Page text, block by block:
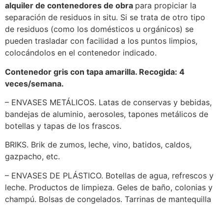
alquiler de contenedores de obra para propiciar la
separación de residuos in situ. Si se trata de otro tipo
de residuos (como los domésticos u orgánicos) se
pueden trasladar con facilidad a los puntos limpios,
colocándolos en el contenedor indicado.
Contenedor gris con tapa amarilla. Recogida: 4
veces/semana.
– ENVASES METÁLICOS. Latas de conservas y bebidas,
bandejas de aluminio, aerosoles, tapones metálicos de
botellas y tapas de los frascos.
BRIKS. Brik de zumos, leche, vino, batidos, caldos,
gazpacho, etc.
– ENVASES DE PLÁSTICO. Botellas de agua, refrescos y
leche. Productos de limpieza. Geles de baño, colonias y
champú. Bolsas de congelados. Tarrinas de mantequilla